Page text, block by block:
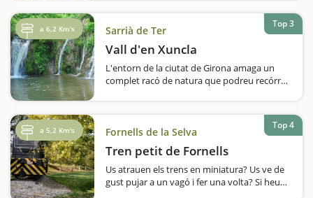
casernes militars, i quan van ser
enderrocades la ciutat va poder…
a 6,2 Km's Sarrià de Ter
Vall d'en Xuncla
L'entorn de la ciutat de Girona amaga un
complet racó de natura que podreu recórrer
per als més petits, que gaudiran amb la
sorpresa…
Top 3
a 5,2 Km's Fornells de la Selva
Tren petit de Fornells
Us atrauen els trens en miniatura? Us ve de
gust pujar a un vagó i fer una volta? Si heu
Top 4